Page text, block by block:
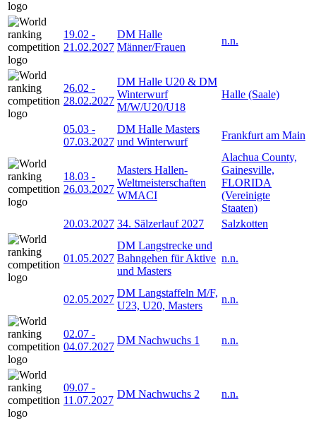
19.02 -
21.02.2027
DM Halle
Männer/Frauen
n.n.
26.02 -
28.02.2027
DM Halle U20 & DM
Winterwurf
M/W/U20/U18
Halle (Saale)
05.03 -
07.03.2027
DM Halle Masters
und Winterwurf
Frankfurt am Main
18.03 -
26.03.2027
Masters Hallen-
Weltmeisterschaften
WMACI
Alachua County,
Gainesville,
FLORIDA
(Vereinigte
Staaten)
20.03.2027 34. Sälzerlauf 2027 Salzkotten
01.05.2027
DM Langstrecke und
Bahngehen für Aktive
und Masters
n.n.
02.05.2027
DM Langstaffeln M/F,
U23, U20, Masters
n.n.
02.07 -
04.07.2027
DM Nachwuchs 1 n.n.
09.07 -
11.07.2027
DM Nachwuchs 2 n.n.